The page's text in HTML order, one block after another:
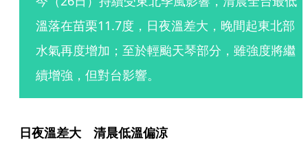
溫落在苗栗11.7度，日夜溫差大，晚間起東北部
水氣再度增加；至於輕颱天琴部分，雖強度將繼
續增強，但對台影響。
日夜溫差大　清晨低溫偏涼